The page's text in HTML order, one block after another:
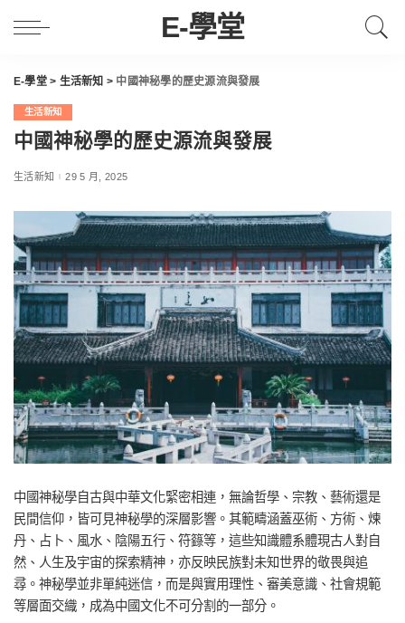
E-學堂
E-學堂> 生活新知 > 中國神秘學的歷史源流與發展
生活新知
中國神秘學的歷史源流與發展
生活新知 29 5 月, 2025
中國神秘學自古與中華文化緊密相連，無論哲學、宗教、藝術還是
民間信仰，皆可見神秘學的深層影響。其範疇涵蓋巫術、方術、煉
丹、占卜、風水、陰陽五行、符籙等，這些知識體系體現古人對自
然、人生及宇宙的探索精神，亦反映民族對未知世界的敬畏與追
尋。神秘學並非單純迷信，而是與實用理性、審美意識、社會規範
等層面交織，成為中國文化不可分割的一部分。